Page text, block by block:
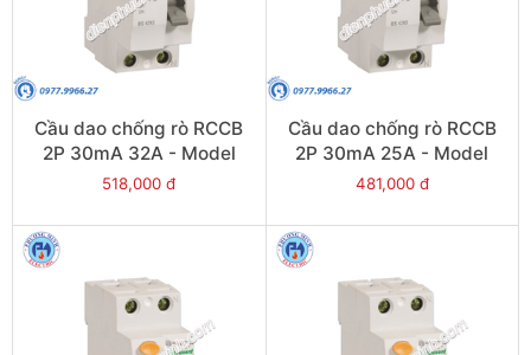
Cầu dao chống rò RCCB
2P 30mA 32A - Model
VLL45N/2032/030
518,000 đ
Cầu dao chống rò RCCB
2P 30mA 25A - Model
VLL45N/2025/030
481,000 đ